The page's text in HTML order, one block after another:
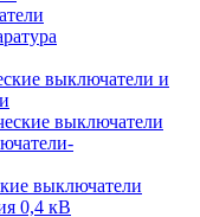
выключатели и
выключатели
выключатели
0,4 кВ